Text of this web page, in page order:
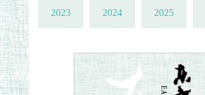
2023 2024 2025